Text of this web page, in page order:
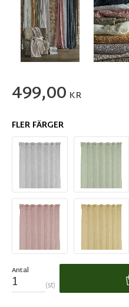
499,00 KR
FLER FÄRGER
Antal
st